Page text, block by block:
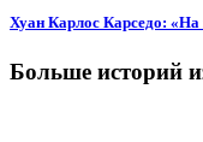
Хуан Карлос Карседо: «На
Больше историй